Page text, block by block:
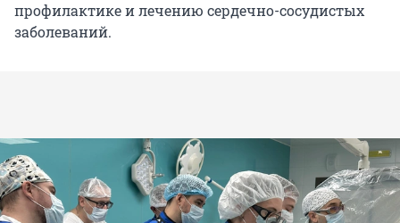
профилактике и лечению сердечно-сосудистых
заболеваний.